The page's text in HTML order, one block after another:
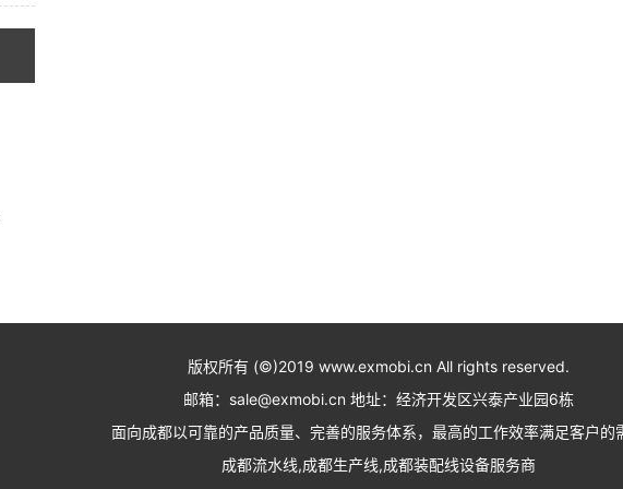
版权所有 (©)2019 www.exmobi.cn All rights reserved.
邮箱：sale@exmobi.cn 地址：经济开发区兴泰产业园6栋
面向成都以可靠的产品质量、完善的服务体系，最高的工作效率满足客户的
成都流水线,成都生产线,成都装配线设备服务商